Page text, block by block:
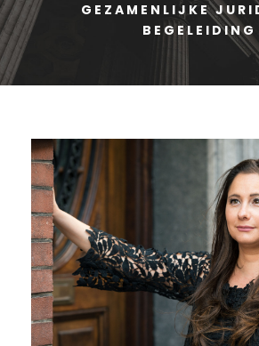
GEZAMENLIJKE
BEGELEIDING